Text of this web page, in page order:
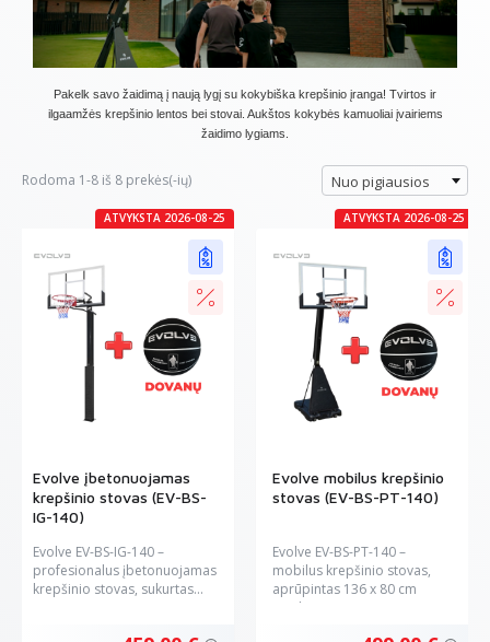
Pakelk savo žaidimą į naują lygį su kokybiška krepšinio įranga! Tvirtos ir
ilgaamžės krepšinio lentos bei stovai. Aukštos kokybės kamuoliai įvairiems
žaidimo lygiams.
Rodoma 1-8 iš 8 prekės(-ių) Nuo pigiausios
ATVYKSTA 2026-08-25
Evolve įbetonuojamas
krepšinio stovas (EV-BS-
IG-140)
Evolve EV-BS-IG-140 –
profesionalus įbetonuojamas
krepšinio stovas, sukurtas...
ATVYKSTA 2026-08-25
Evolve mobilus krepšinio
stovas (EV-BS-PT-140)
Evolve EV-BS-PT-140 –
mobilus krepšinio stovas,
aprūpintas 136 x 80 cm
grūdinto...